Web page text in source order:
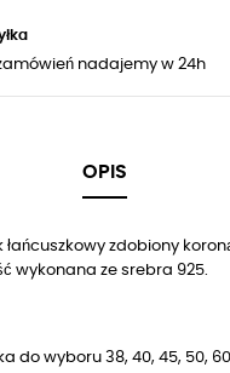
nadajemy w 24h
OPIS
zdobiony
wykonana ze srebra 925.
do wyboru 38, 40, 45, 50,